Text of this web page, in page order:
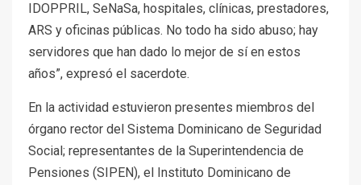
IDOPPRIL, SeNaSa, hospitales, clínicas, prestadores,
ARS y oficinas públicas. No todo ha sido abuso; hay
servidores que han dado lo mejor de sí en estos
años”, expresó el sacerdote.
En la actividad estuvieron presentes miembros del
órgano rector del Sistema Dominicano de Seguridad
Social; representantes de la Superintendencia de
Pensiones (SIPEN), el Instituto Dominicano de